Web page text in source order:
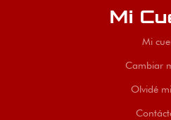
Mi
Mi
Cambiar
Olvidé